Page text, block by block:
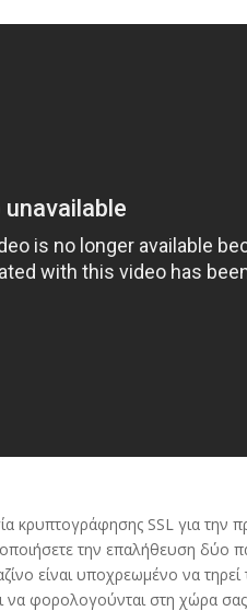
κρυπτογράφησης SSL για
την επαλήθευση δύο
είναι υποχρεωμένο να
να φορολογούνται στη χώρα σας